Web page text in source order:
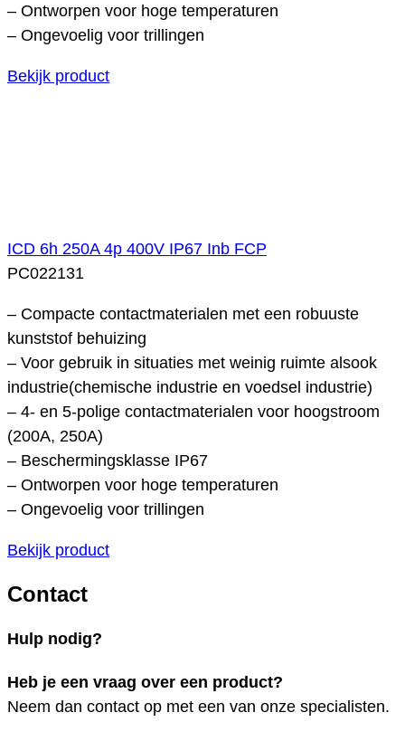
– Ontworpen voor hoge temperaturen
– Ongevoelig voor trillingen
Bekijk product
ICD 6h 250A 4p 400V IP67 Inb FCP
PC022131
– Compacte contactmaterialen met een robuuste
kunststof behuizing
– Voor gebruik in situaties met weinig ruimte alsook
industrie(chemische industrie en voedsel industrie)
– 4- en 5-polige contactmaterialen voor hoogstroom
(200A, 250A)
– Beschermingsklasse IP67
– Ontworpen voor hoge temperaturen
– Ongevoelig voor trillingen
Bekijk product
Contact
Hulp nodig?
Heb je een vraag over een product?
Neem dan contact op met een van onze specialisten.